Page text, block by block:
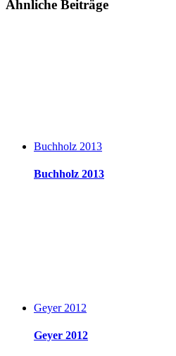
Ähnliche Beiträge
Buchholz 2013
Buchholz 2013
Geyer 2012
Geyer 2012